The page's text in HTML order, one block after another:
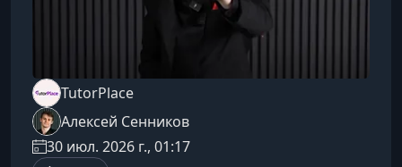
TutorPlace
Алексей Сенников
30 июл. 2026 г., 01:17